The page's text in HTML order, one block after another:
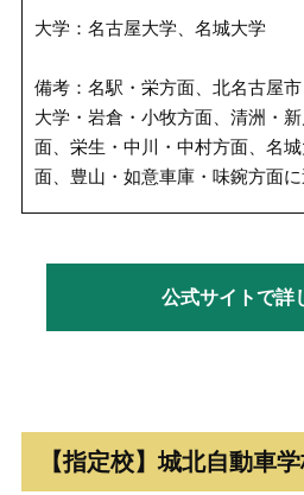
大学：名古屋大学、名城大学
備考：名駅・栄方面、北名古屋
大学・岩倉・小牧方面、清洲・
面、栄生・中川・中村方面、名
面、豊山・如意車庫・味鋺方面
公式サイトで詳
【指定校】城北自動車